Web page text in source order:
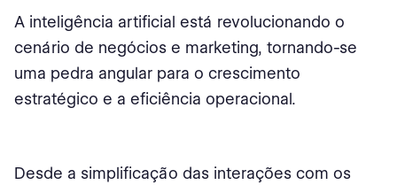
A inteligência artificial está revolucionando o
cenário de negócios e marketing, tornando-se
uma pedra angular para o crescimento
estratégico e a eficiência operacional.
Desde a simplificação das interações com os